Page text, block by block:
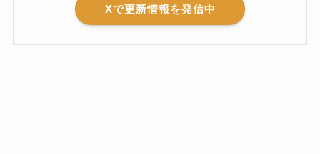
Xで更新情報を発信中